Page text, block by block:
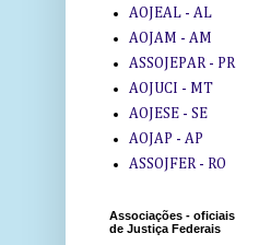
AOJEAL - AL
AOJAM - AM
ASSOJEPAR - PR
AOJUCI - MT
AOJESE - SE
AOJAP - AP
ASSOJFER - RO
Associações - oficiais
de Justiça Federais